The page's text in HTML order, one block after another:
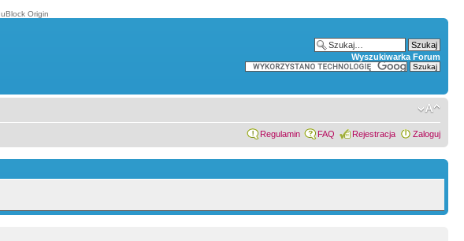
uBlock Origin
Wyszukiwarka Forum
Regulamin FAQ Rejestracja Zaloguj